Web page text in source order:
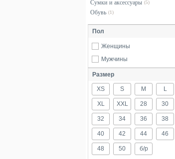
Сумки и аксессуары (5)
Обувь (1)
Пол
Женщины
Мужчины
Размер
XS S M L
XL XXL 28 30
32 34 36 38
40 42 44 46
48 50 б/р